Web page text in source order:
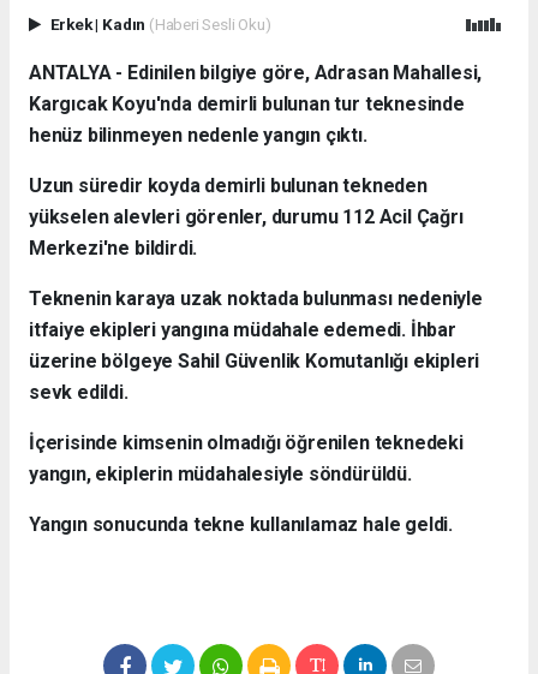
Erkek| Kadın (Haberi Sesli Oku)
ANTALYA - Edinilen bilgiye göre, Adrasan Mahallesi,
Kargıcak Koyu'nda demirli bulunan tur teknesinde
henüz bilinmeyen nedenle yangın çıktı.
Uzun süredir koyda demirli bulunan tekneden
yükselen alevleri görenler, durumu 112 Acil Çağrı
Merkezi'ne bildirdi.
Teknenin karaya uzak noktada bulunması nedeniyle
itfaiye ekipleri yangına müdahale edemedi. İhbar
üzerine bölgeye Sahil Güvenlik Komutanlığı ekipleri
sevk edildi.
İçerisinde kimsenin olmadığı öğrenilen teknedeki
yangın, ekiplerin müdahalesiyle söndürüldü.
Yangın sonucunda tekne kullanılamaz hale geldi.